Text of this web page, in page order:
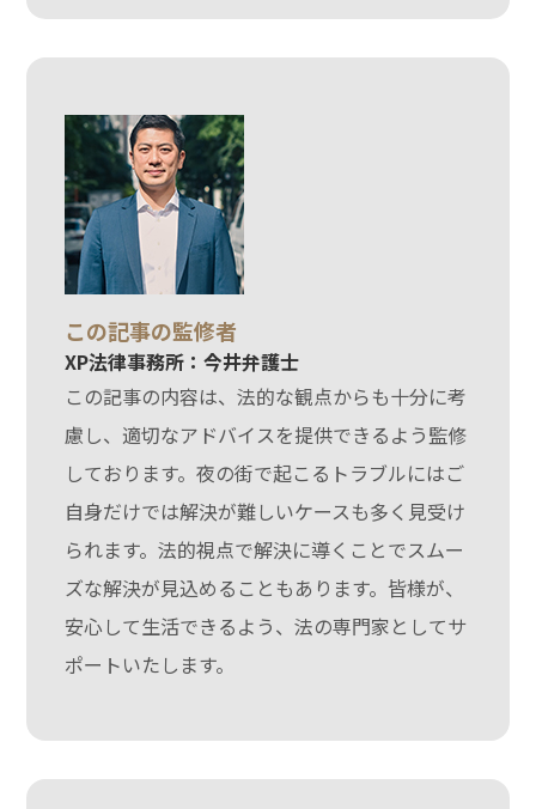
この記事の監修者
XP法律事務所：今井弁護士
この記事の内容は、法的な観点からも十分に考
慮し、適切なアドバイスを提供できるよう監修
しております。夜の街で起こるトラブルにはご
自身だけでは解決が難しいケースも多く見受け
られます。法的視点で解決に導くことでスムー
ズな解決が見込めることもあります。皆様が、
安心して生活できるよう、法の専門家としてサ
ポートいたします。